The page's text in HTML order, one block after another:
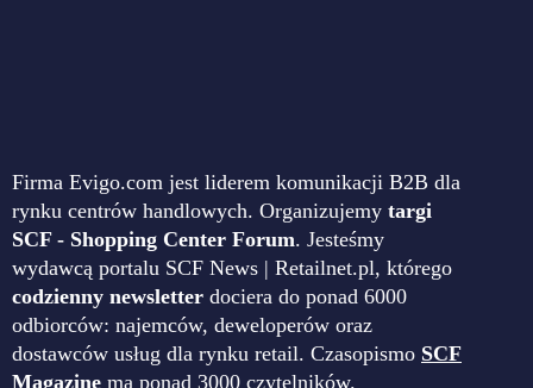
Firma Evigo.com jest liderem komunikacji B2B dla
rynku centrów handlowych. Organizujemy targi
SCF - Shopping Center Forum. Jesteśmy
wydawcą portalu SCF News | Retailnet.pl, którego
codzienny newsletter dociera do ponad 6000
odbiorców: najemców, deweloperów oraz
dostawców usług dla rynku retail. Czasopismo SCF
Magazine ma ponad 3000 czytelników.